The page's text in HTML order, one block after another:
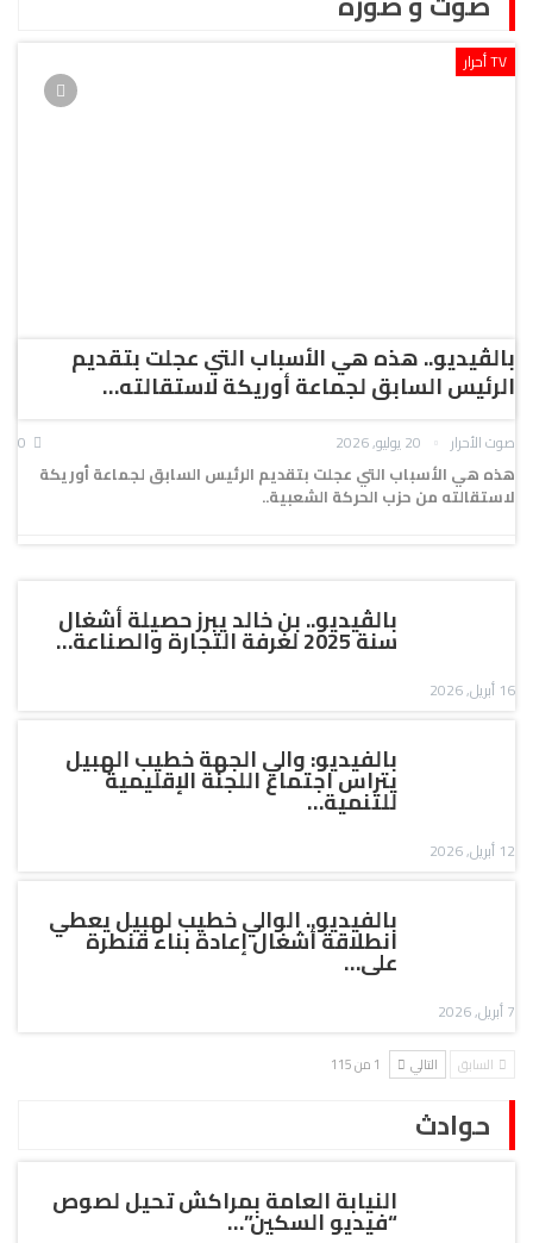
TV أحرار
بالڤيديو.. هذه هي الأسباب التي عجلت بتقديم
الرئيس السابق لجماعة أوريكة لاستقالته…
صوت الأحرار 20 يوليو, 2026
هذه هي الأسباب التي عجلت بتقديم الرئيس السابق لجماعة أوريكة
لاستقالته من حزب الحركة الشعبية..
بالڤيديو.. بن خالد يبرز حصيلة أشغال
سنة 2025 لغرفة التجارة والصناعة…
16 أبريل, 2026
بالفيديو: والي الجهة خطيب الهبيل
يتراس اجتماع اللجنة الإقليمية
للتنمية…
12 أبريل, 2026
بالفيديو.. الوالي خطيب لهبيل يعطي
انطلاقة أشغال إعادة بناء قنطرة
على…
7 أبريل, 2026
السابق التالي 1 من 115
حوادث
النيابة العامة بمراكش تحيل لصوص
“فيديو السكين”…